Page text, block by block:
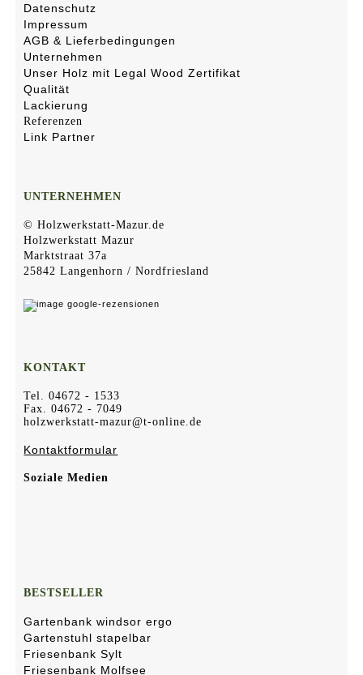
Datenschutz
Impressum
AGB & Lieferbedingungen
Unternehmen
Unser Holz mit Legal Wood Zertifikat
Qualität
Lackierung
Referenzen
Link Partner
UNTERNEHMEN
© Holzwerkstatt-Mazur.de
Holzwerkstatt Mazur
Marktstraat 37a
25842 Langenhorn / Nordfriesland
KONTAKT
Tel. 04672 - 1533
Fax. 04672 - 7049
holzwerkstatt-mazur@t-online.de
Kontaktformular
Soziale Medien
BESTSELLER
Gartenbank windsor ergo
Gartenstuhl stapelbar
Friesenbank Sylt
Friesenbank Molfsee